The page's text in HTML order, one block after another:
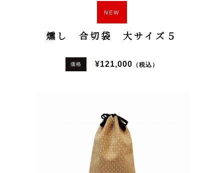
NEW
燻し 合切袋 大サイズ５
価格 ¥121,000 （税込）